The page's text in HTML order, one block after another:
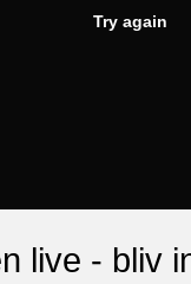
Try again
live - bliv